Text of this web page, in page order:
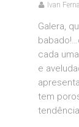
Ivan
Galera,
cada
e
tem